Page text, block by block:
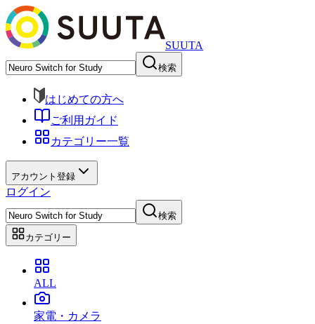
SUUTA
検索
はじめての方へ
ご利用ガイド
カテゴリー一覧
アカウント登録
ログイン
検索
カテゴリー
ALL
家電・カメラ